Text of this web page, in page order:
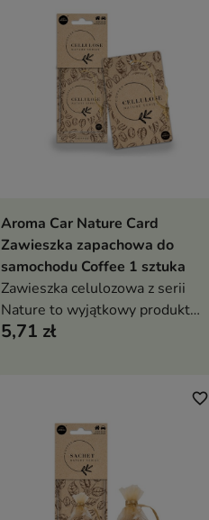
Dodaj do koszyka
Aroma Car Nature Card
Zawieszka zapachowa do
samochodu Coffee 1 sztuka
Zawieszka celulozowa z serii
Nature to wyjątkowy produkt
inspirowany naturą
5,71 zł
favorite_border